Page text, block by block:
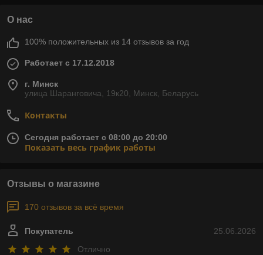
О нас
100% положительных из 14 отзывов за год
Работает с 17.12.2018
г. Минск
улица Шаранговича, 19к20, Минск, Беларусь
Контакты
Сегодня работает с 08:00 до 20:00
Показать весь график работы
Отзывы о магазине
170 отзывов за всё время
25.06.2026
Покупатель
Отлично